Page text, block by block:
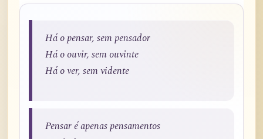
Há o pensar, sem pensador
Há o ouvir, sem ouvinte
Há o ver, sem vidente
Pensar é apenas pensamentos